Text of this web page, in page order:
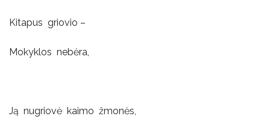
Kitapus griovio –
Mokyklos nebėra,
Ją nugriovė kaimo žmonės,